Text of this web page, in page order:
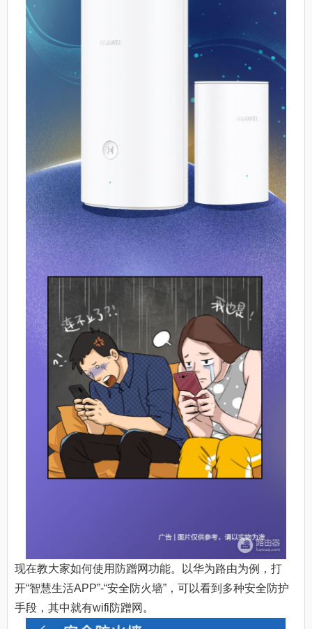
现在教大家如何使用防蹭网功能。以华为路由为例，打
开“智慧生活APP”-“安全防火墙”，可以看到多种安全防护
手段，其中就有wifi防蹭网。